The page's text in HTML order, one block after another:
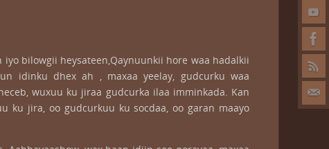
bilowgii heysateen,Qaynuunkii hore waa hadalkii
idinku dhex ah , maxaa yeelay, gudcurku waa
wuxuu ku jiraa gudcurka ilaa imminkada. Kan
ku jira, oo gudcurkuu ku socdaa, oo garan maayo